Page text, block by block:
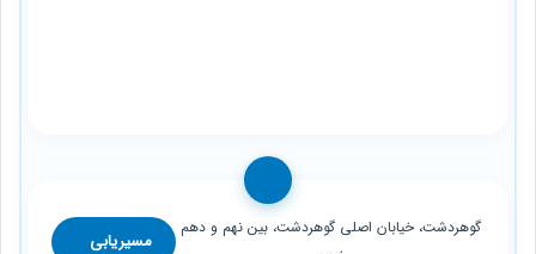
گوهردشت، خیابان اصلی گوهردشت، بین نهم و دهم
مسیریابی